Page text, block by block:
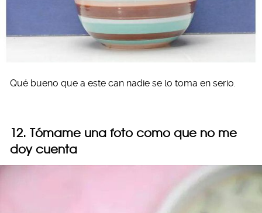
Qué bueno que a este can nadie se lo toma en serio.
12. Tómame una foto como que no me
doy cuenta